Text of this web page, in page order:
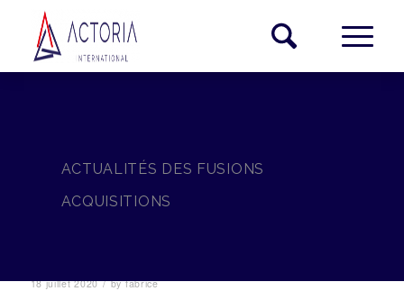
ACTUALITÉS DES FUSIONS
ACQUISITIONS
18 juillet 2020 / byfabrice